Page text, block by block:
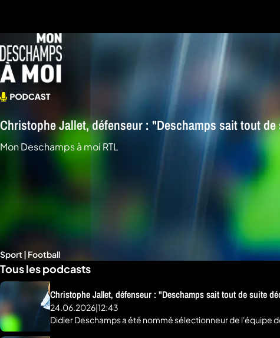
Christophe Jallet, défenseur : "Deschamps sait tout
Mon Deschamps à moi RTL
Sport | Football
Tous les podcasts
Christophe Jallet, défenseur : "Deschamps sait tout de suite
24.06.2026|12:43
Didier Deschamps a été nommé sélectionneur de l'équipe